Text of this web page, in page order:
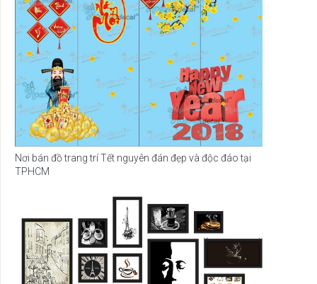
Nơi bán đồ trang trí Tết nguyên đán đẹp và độc đáo tại
TPHCM